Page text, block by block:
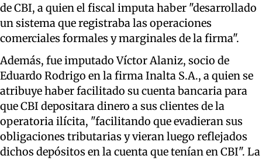
de CBI, a quien el fiscal imputa haber "desarrollado
un sistema que registraba las operaciones
comerciales formales y marginales de la firma".
Además, fue imputado Víctor Alaniz, socio de
Eduardo Rodrigo en la firma Inalta S.A., a quien se
atribuye haber facilitado su cuenta bancaria para
que CBI depositara dinero a sus clientes de la
operatoria ilícita, "facilitando que evadieran sus
obligaciones tributarias y vieran luego reflejados
dichos depósitos en la cuenta que tenían en CBI". La